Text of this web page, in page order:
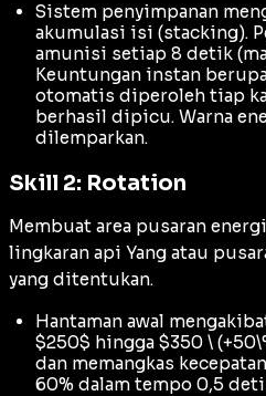
Sistem penyimpanan
akumulasi isi (stacking).
amunisi setiap 8 detik
Keuntungan instan
otomatis diperoleh tiap
berhasil dipicu. Warna
dilemparkan.
Skill 2: Rotation
Membuat area pusaran
lingkaran api Yang atau
yang ditentukan.
Hantaman awal
$250$ hingga $350 \
dan memangkas
60% dalam tempo 0,5